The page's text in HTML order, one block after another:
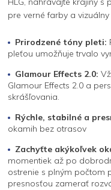
pre verné farby a
Prirodzené tóny pleti:
pleťou umožňuje trvalo
Glamour Effects 2.0:
Glamour Effects 2.0 a
skrášľovania.
Rýchle, stabilné a
okamih bez otrasov
Zachyťte akýkoľvek
momentiek až po
ostrenie s plným počtom
presnosťou zamerať